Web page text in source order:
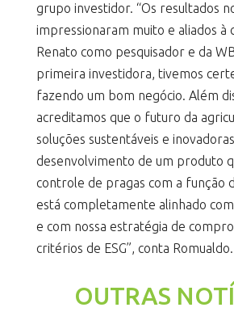
grupo investidor. “Os resultados
impressionaram muito e aliados à
Renato como pesquisador e da
primeira investidora, tivemos
fazendo um bom negócio. Além
acreditamos que o futuro da
soluções sustentáveis e
desenvolvimento de um produto
controle de pragas com a função
está completamente alinhado
e com nossa estratégia de
critérios de ESG”, conta Romualdo.
OUTRAS